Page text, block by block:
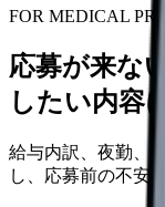
FOR MEDICAL
応募が来な
したい内容
給与内訳、夜勤、
し、応募前の不安